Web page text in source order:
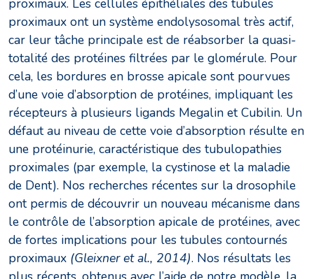
proximaux. Les cellules épithéliales des tubules
proximaux ont un système endolysosomal très actif,
car leur tâche principale est de réabsorber la quasi-
totalité des protéines filtrées par le glomérule. Pour
cela, les bordures en brosse apicale sont pourvues
d’une voie d’absorption de protéines, impliquant les
récepteurs à plusieurs ligands Megalin et Cubilin. Un
défaut au niveau de cette voie d’absorption résulte en
une protéinurie, caractéristique des tubulopathies
proximales (par exemple, la cystinose et la maladie
de Dent). Nos recherches récentes sur la drosophile
ont permis de découvrir un nouveau mécanisme dans
le contrôle de l’absorption apicale de protéines, avec
de fortes implications pour les tubules contournés
proximaux (Gleixner et al., 2014). Nos résultats les